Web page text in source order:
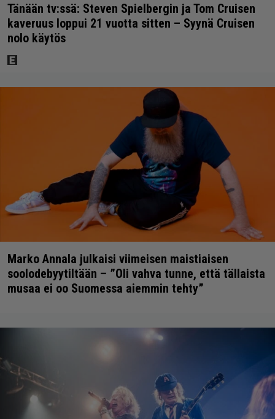
Tänään tv:ssä: Steven Spielbergin ja Tom Cruisen
kaveruus loppui 21 vuotta sitten – Syynä Cruisen
nolo käytös
Marko Annala julkaisi viimeisen maistiaisen
soolodebyytiltään – ”Oli vahva tunne, että tällaista
musaa ei oo Suomessa aiemmin tehty”